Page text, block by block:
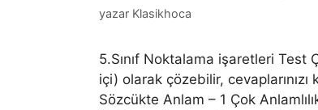
yazar Klasikhoca
5.Sınıf Noktalama işaretleri Test
içi) olarak çözebilir,
Sözcükte Anlam – 1 Çok